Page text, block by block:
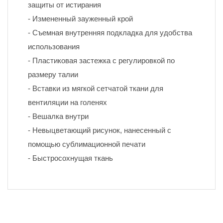
защиты от истирания
- Измененный зауженный крой
- Съемная внутренняя подкладка для удобства
использования
- Пластиковая застежка с регулировкой по
размеру талии
- Вставки из мягкой сетчатой ткани для
вентиляции на голенях
- Вешалка внутри
- Невыцветающий рисунок, нанесенный с
помощью сублимационной печати
- Быстросохнущая ткань